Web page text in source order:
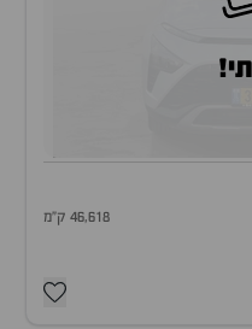
46,618 ק"מ